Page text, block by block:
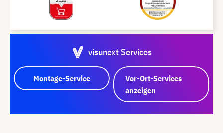
visunext Services
Montage-Service
Vor-Ort-Services
anzeigen